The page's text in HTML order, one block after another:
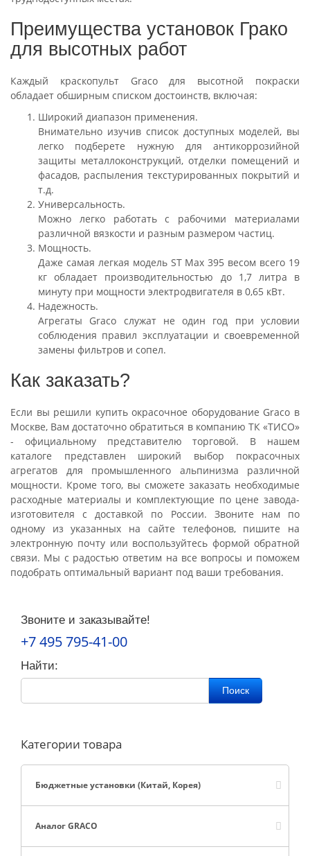
Звоните и заказывайте!
+7 495 795-41-00
Найти:
Поиск
Категории товара
Бюджетные установки (Китай, Корея)
Аналог GRACO
Преимущества установок Грако
для высотных работ
Каждый краскопульт Graco для высотной покраски
обладает обширным списком достоинств, включая:
Широкий диапазон применения.
Внимательно изучив список доступных моделей, вы
легко подберете нужную для антикоррозийной
защиты металлоконструкций, отделки помещений и
фасадов, распыления текстурированных покрытий и
т.д.
Универсальность.
Можно легко работать с рабочими материалами
различной вязкости и разным размером частиц.
Мощность.
Даже самая легкая модель ST Max 395 весом всего 19
кг обладает производительностью до 1,7 литра в
минуту при мощности электродвигателя в 0,65 кВт.
Надежность.
Агрегаты Graco служат не один год при условии
соблюдения правил эксплуатации и своевременной
замены фильтров и сопел.
Как заказать?
Если вы решили купить окрасочное оборудование Graco в
Москве, Вам достаточно обратиться в компанию ТК «ТИСО»
- официальному представителю торговой. В нашем
каталоге представлен широкий выбор покрасочных
агрегатов для промышленного альпинизма различной
мощности. Кроме того, вы сможете заказать необходимые
расходные материалы и комплектующие по цене завода-
изготовителя с доставкой по России. Звоните нам по
одному из указанных на сайте телефонов, пишите на
электронную почту или воспользуйтесь формой обратной
связи. Мы с радостью ответим на все вопросы и поможем
подобрать оптимальный вариант под ваши требования.